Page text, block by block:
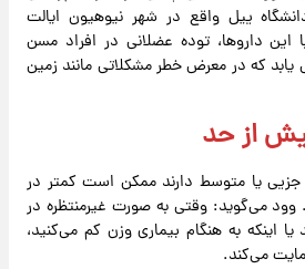
ییل واقع در شهر نیوهیون ایالت
این داروها، توده عضلانی در افراد مسن
که در معرض خطر مشکلاتی مانند زمین
یا متوسط ​​دارند ممکن است کمتر در
می‌گوید: وقتی به صورت غیرمنتظره در
اینکه به هنگام بیماری وزن کم می‌کنید،
می‌کند.